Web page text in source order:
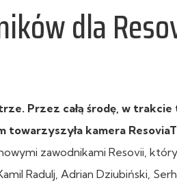
dla
Przez całą środę, w
kamera
zawodnikami Resovii,
Radulj, Adrian Dziubiński,